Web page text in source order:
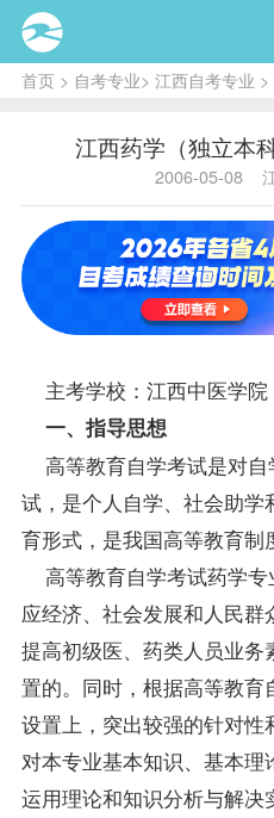
首页> 自考专业> 江西自考专业 >
江西药学（独立本
2006-05-08
主考学校：江西中医学院
一、 指导思想
高等教育自学考试是对自
试，是个人自学、社会助
育形式，是我国高等教育制
高等教育自学考试药学专
应经济、社会发展和人民
提高初级医、药类人员业
置的。同时，根据高等教
设置上，突出较强的针对
对本专业基本知识、基本
运用理论和知识分析与解决